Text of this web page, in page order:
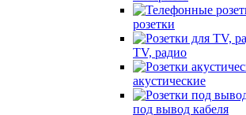
розетки
TV, радио
акустические
под вывод кабеля